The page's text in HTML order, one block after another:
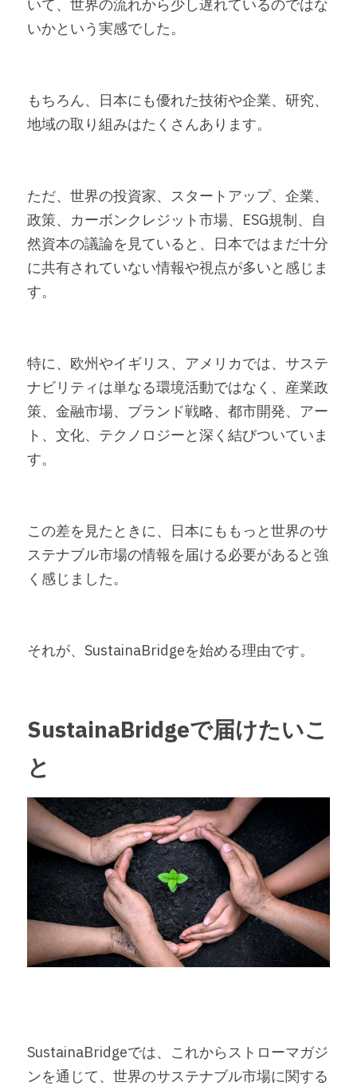
いて、世界の流れから少し遅れているのではな
いかという実感でした。
もちろん、日本にも優れた技術や企業、研究、
地域の取り組みはたくさんあります。
ただ、世界の投資家、スタートアップ、企業、
政策、カーボンクレジット市場、ESG規制、自
然資本の議論を見ていると、日本ではまだ十分
に共有されていない情報や視点が多いと感じま
す。
特に、欧州やイギリス、アメリカでは、サステ
ナビリティは単なる環境活動ではなく、産業政
策、金融市場、ブランド戦略、都市開発、アー
ト、文化、テクノロジーと深く結びついていま
す。
この差を見たときに、日本にももっと世界のサ
ステナブル市場の情報を届ける必要があると強
く感じました。
それが、SustainaBridgeを始める理由です。
SustainaBridgeで届けたいこ
と
SustainaBridgeでは、これからストローマガジ
ンを通じて、世界のサステナブル市場に関する